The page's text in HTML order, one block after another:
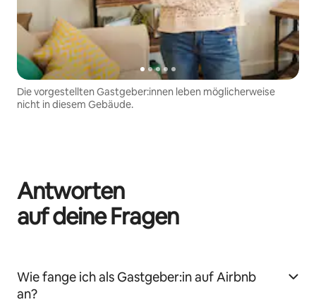
Die vorgestellten Gastgeber:innen leben möglicherweise
nicht in diesem Gebäude.
Antworten
auf deine Fragen
Wie fange ich als Gastgeber:in auf Airbnb
an?